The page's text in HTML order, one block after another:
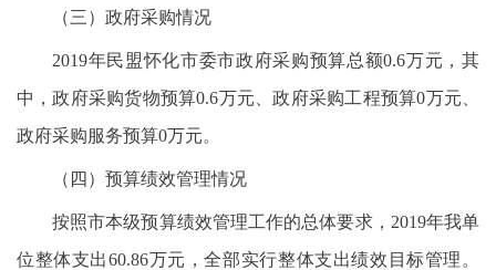
（三）政府采购情况
2019年民盟怀化市委市政府采购预算总额0.6万元，其
中，政府采购货物预算0.6万元、政府采购工程预算0万元、
政府采购服务预算0万元。
（四）预算绩效管理情况
按照市本级预算绩效管理工作的总体要求，2019年我单
位整体支出60.86万元，全部实行整体支出绩效目标管理。